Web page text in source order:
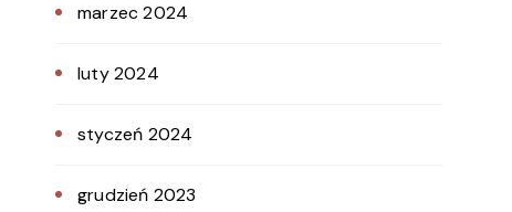
marzec 2024
luty 2024
styczeń 2024
grudzień 2023